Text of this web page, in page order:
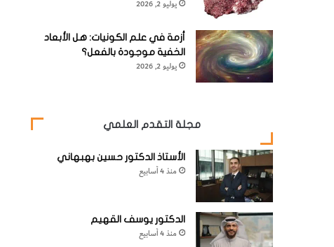
يوليو 2, 2026
أزمة في علم الكونيات: هل الأبعاد
الخفية موجودة بالفعل؟
يوليو 2, 2026
مجلة التقدم العلمي
الأستاذ الدكتور حسين بهبهاني
منذ 4 أسابيع
الدكتور يوسف القهيم
منذ 4 أسابيع